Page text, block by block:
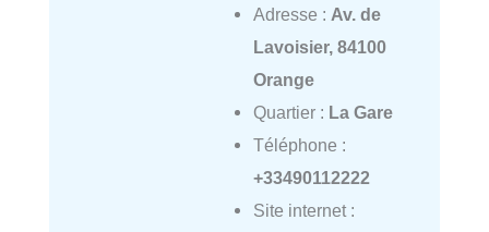
Adresse : Av. de
Lavoisier, 84100
Orange
Quartier : La Gare
Téléphone :
+33490112222
Site internet :